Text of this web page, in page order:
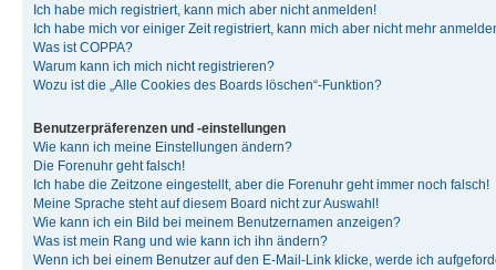
Ich habe mich registriert, kann mich aber nicht anmelden!
Ich habe mich vor einiger Zeit registriert, kann mich aber nicht mehr
Was ist COPPA?
Warum kann ich mich nicht registrieren?
Wozu ist die „Alle Cookies des Boards löschen“-Funktion?
Benutzerpräferenzen und -einstellungen
Wie kann ich meine Einstellungen ändern?
Die Forenuhr geht falsch!
Ich habe die Zeitzone eingestellt, aber die Forenuhr geht immer noch falsch!
Meine Sprache steht auf diesem Board nicht zur Auswahl!
Wie kann ich ein Bild bei meinem Benutzernamen anzeigen?
Was ist mein Rang und wie kann ich ihn ändern?
Wenn ich bei einem Benutzer auf den E-Mail-Link klicke, werde ich